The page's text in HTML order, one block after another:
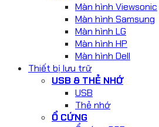
Màn hình Viewsonic
Màn hình Samsung
Màn hình LG
Màn hình HP
Màn hình Dell
Thiết bị lưu trữ
USB & THẺ NHỚ
USB
Thẻ nhớ
Ổ CỨNG